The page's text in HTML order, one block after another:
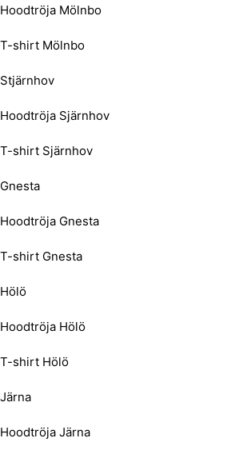
Hoodtröja Mölnbo
T-shirt Mölnbo
Stjärnhov
Hoodtröja Sjärnhov
T-shirt Sjärnhov
Gnesta
Hoodtröja Gnesta
T-shirt Gnesta
Hölö
Hoodtröja Hölö
T-shirt Hölö
Järna
Hoodtröja Järna